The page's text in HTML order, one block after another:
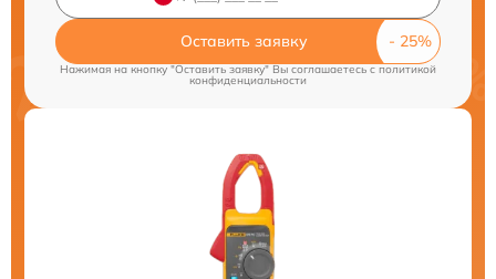
Оставить заявку
Нажимая на кнопку "Оставить заявку" Вы соглашаетесь cполитикой
конфиденциальности